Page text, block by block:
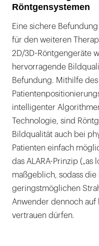
Röntgensystemen
Eine sichere
für den weiteren
2D/3D-Röntgengeräte
hervorragende
Befundung. Mithilfe
intelligenter
Technologie, sind
Bildqualität auch bei
Patienten einfach
das ALARA-Prinzip („as
maßgeblich, sodass die
geringstmöglichen
Anwender dennoch
vertrauen dürfen.